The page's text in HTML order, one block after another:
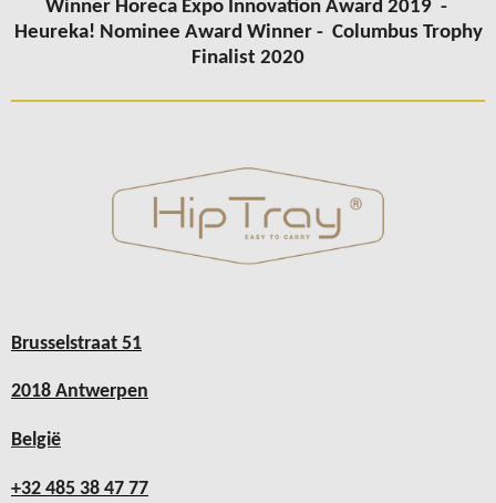
Winner Horeca Expo Innovation Award 2019 -
Heureka! Nominee Award Winner - Columbus Trophy
Finalist 2020
Brusselstraat 51
2018 Antwerpen
België
+32 485 38 47 77